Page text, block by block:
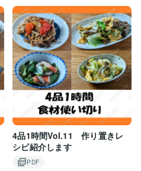
4品1時間Vol.11 作り置きレ
シピ紹介します
PDF